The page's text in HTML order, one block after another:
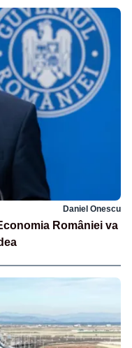
Daniel Onescu
României va